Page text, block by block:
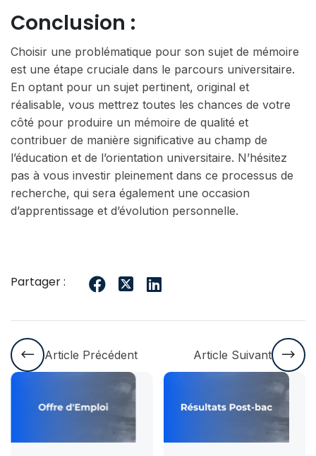
Conclusion :
Choisir une problématique pour son sujet de mémoire
est une étape cruciale dans le parcours universitaire.
En optant pour un sujet pertinent, original et
réalisable, vous mettrez toutes les chances de votre
côté pour produire un mémoire de qualité et
contribuer de manière significative au champ de
l’éducation et de l’orientation universitaire. N’hésitez
pas à vous investir pleinement dans ce processus de
recherche, qui sera également une occasion
d’apprentissage et d’évolution personnelle.
Partager :
Article Précédent Article Suivant